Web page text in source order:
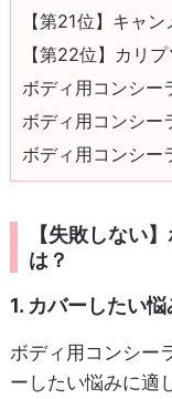
【第21位】キャ
【第22位】カリ
ボディ用コンシー
ボディ用コンシー
ボディ用コンシー
【失敗しない
は？
1. カバーしたい
ボディ用コンシー
ーしたい悩みに適